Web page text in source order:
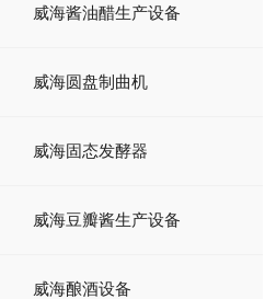
威海酱油醋生产设备
威海圆盘制曲机
威海固态发酵器
威海豆瓣酱生产设备
威海酿酒设备